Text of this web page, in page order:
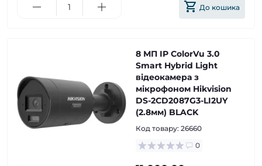
До кошика
8 МП IP ColorVu 3.0
Smart Hybrid Light
відеокамера з
мікрофоном Hikvision
DS-2CD2087G3-LI2UY
(2.8мм) BLACK
Код товару: 26660
0